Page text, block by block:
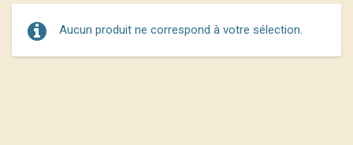
Aucun produit ne correspond à votre sélection.